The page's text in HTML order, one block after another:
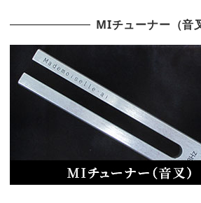
MIチューナー（音